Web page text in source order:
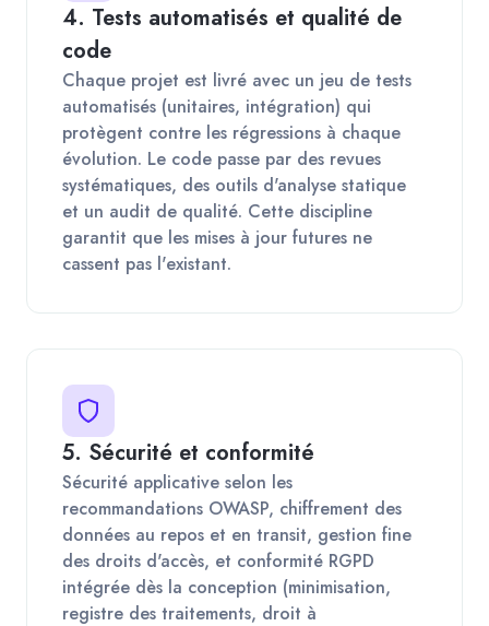
4. Tests automatisés et qualité de
code
Chaque projet est livré avec un jeu de tests
automatisés (unitaires, intégration) qui
protègent contre les régressions à chaque
évolution. Le code passe par des revues
systématiques, des outils d'analyse statique
et un audit de qualité. Cette discipline
garantit que les mises à jour futures ne
cassent pas l'existant.
5. Sécurité et conformité
Sécurité applicative selon les
recommandations OWASP, chiffrement des
données au repos et en transit, gestion fine
des droits d'accès, et conformité RGPD
intégrée dès la conception (minimisation,
registre des traitements, droit à